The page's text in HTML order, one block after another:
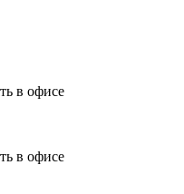
в офисе
в офисе